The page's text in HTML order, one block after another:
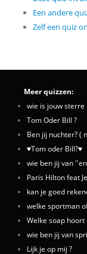
Een andere
Zelf een quiz
Meer quizzen:
wie is jouw sterre
Tom Oder Bill ?
Ben jij nuchter? (
♥Tom oder Bill?♥
wie ben jij van
Paris Hilton feat
kan je goed
welke sportman
Welke soap hoort
wie ben jij van
Lijk je op mij ?